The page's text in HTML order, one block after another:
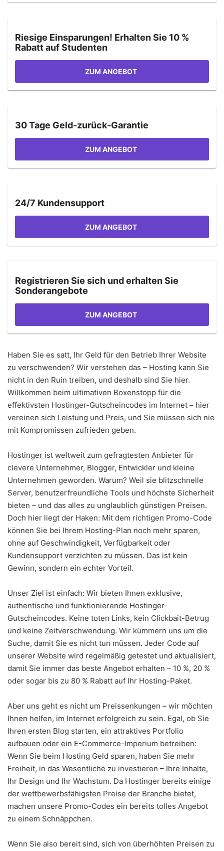
Riesige Einsparungen! Erhalten Sie 10 %
Rabatt auf Studenten
ZUM ANGEBOT
30 Tage Geld-zurück-Garantie
ZUM ANGEBOT
24/7 Kundensupport
ZUM ANGEBOT
Registrieren Sie sich und erhalten Sie
Sonderangebote
ZUM ANGEBOT
Haben Sie es satt, Ihr Geld für den Betrieb Ihrer Website
zu verschwenden? Wir verstehen das – Hosting kann Sie
nicht in den Ruin treiben, und deshalb sind Sie hier.
Willkommen beim ultimativen Boxenstopp für die
effektivsten Hostinger-Gutscheincodes im Internet – hier
vereinen sich Leistung und Preis, und Sie müssen sich nie
mit Kompromissen zufrieden geben.
Hostinger ist weltweit zum gefragtesten Anbieter für
clevere Unternehmer, Blogger, Entwickler und kleine
Unternehmen geworden. Warum? Weil sie blitzschnelle
Server, benutzerfreundliche Tools und höchste Sicherheit
bieten – und das alles zu unglaublich günstigen Preisen.
Doch hier liegt der Haken: Mit dem richtigen Promo-Code
können Sie bei Ihrem Hosting-Plan noch mehr sparen,
ohne auf Geschwindigkeit, Verfügbarkeit oder
Kundensupport verzichten zu müssen. Das ist kein
Gewinn, sondern ein echter Vorteil.
Unser Ziel ist einfach: Wir bieten Ihnen exklusive,
authentische und funktionierende Hostinger-
Gutscheincodes. Keine toten Links, kein Clickbait-Betrug
und keine Zeitverschwendung. Wir kümmern uns um die
Suche, damit Sie es nicht tun müssen. Jeder Code auf
unserer Website wird regelmäßig getestet und aktualisiert,
damit Sie immer das beste Angebot erhalten – 10 %, 20 %
oder sogar bis zu 80 % Rabatt auf Ihr Hosting-Paket.
Aber uns geht es nicht um Preissenkungen – wir möchten
Ihnen helfen, im Internet erfolgreich zu sein. Egal, ob Sie
Ihren ersten Blog starten, ein attraktives Portfolio
aufbauen oder ein E-Commerce-Imperium betreiben:
Wenn Sie beim Hosting Geld sparen, haben Sie mehr
Freiheit, in das Wesentliche zu investieren – Ihre Inhalte,
Ihr Design und Ihr Wachstum. Da Hostinger bereits einige
der wettbewerbsfähigsten Preise der Branche bietet,
machen unsere Promo-Codes ein bereits tolles Angebot
zu einem Schnäppchen.
Wenn Sie also bereit sind, sich von überhöhten Preisen zu